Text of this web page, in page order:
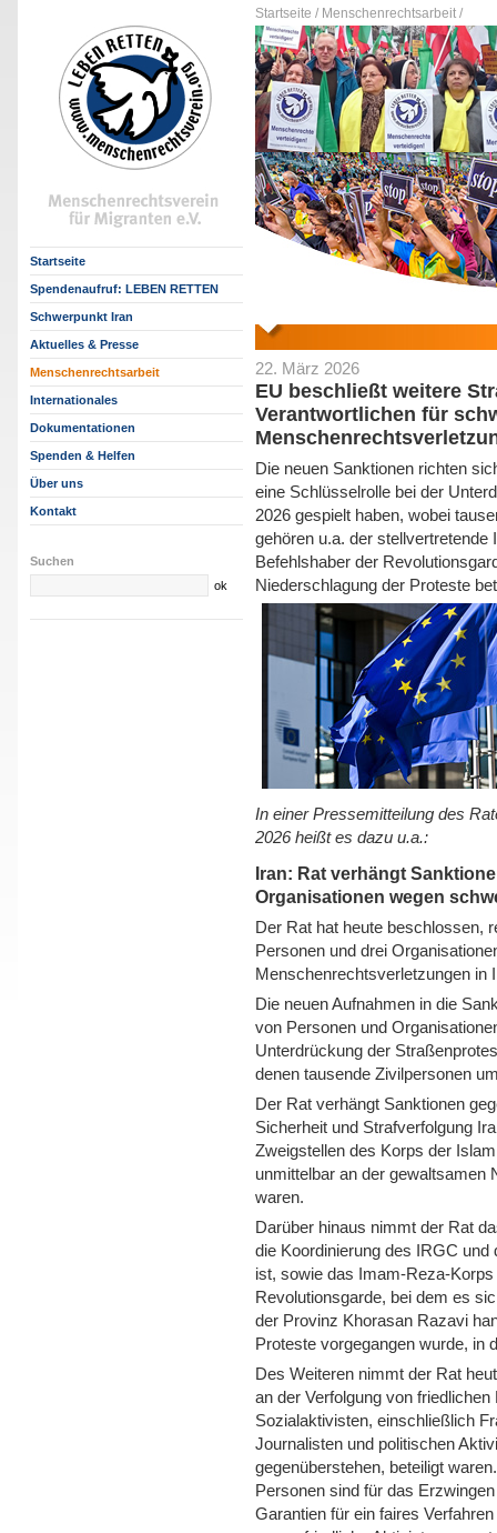
Startseite / Menschenrechtsarbeit /
Startseite
Spendenaufruf: LEBEN RETTEN
Schwerpunkt Iran
Aktuelles & Presse
Menschenrechtsarbeit
Internationales
Dokumentationen
Spenden & Helfen
Über uns
Kontakt
Suchen
22. März 2026
EU beschließt weitere
Verantwortlichen für
Die neuen Sanktionen richten
eine Schlüsselrolle bei der
2026 gespielt haben, wobei
gehören u.a. der
Befehlshaber der
Niederschlagung der Proteste
In einer Pressemitteilung des
2026 heißt es dazu u.a.:
Iran: Rat verhängt
Organisationen wegen
Der Rat hat heute beschlossen,
Personen und drei
Menschenrechtsverletzungen in
Die neuen Aufnahmen in die
von Personen und
Unterdrückung der
denen tausende Zivilpersonen
Der Rat verhängt Sanktionen
Sicherheit und Strafverfolgung
Zweigstellen des Korps der
unmittelbar an der gewaltsamen
waren.
Darüber hinaus nimmt der Rat
die Koordinierung des IRGC
ist, sowie das Imam-Reza-
Revolutionsgarde, bei dem es
der Provinz Khorasan Razavi
Proteste vorgegangen wurde, in
Des Weiteren nimmt der Rat
an der Verfolgung von
Sozialaktivisten, einschließlich
Journalisten und politischen
gegenüberstehen, beteiligt
Personen sind für das
Garantien für ein faires